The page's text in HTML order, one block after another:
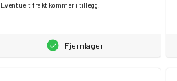
Eventuelt frakt kommer i tillegg.
Fjernlager